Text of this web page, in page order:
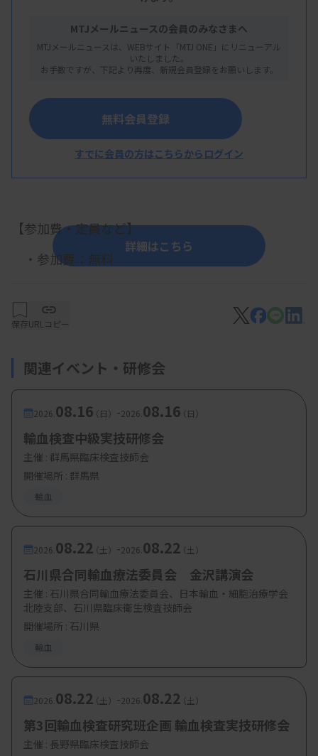
概 要
・テーマ：輸血検査の中級勉強会
中島啓貴氏（公立富岡総合病院）
【参加費・定員など】
・参加費：無料
詳細はこちら
MTJメールニュースの会員のみなさまへ
MTJメールニュースは、WEBサイト「MTJ ONE」にリニューアル
いたしました。
お手数ですが、下記より再度、新規会員登録をお願いします。
無料会員登録
すでに会員の方はこちらからログイン
保存URLコピー
関連イベント・研修会
2026. 08.16（日） -2026. 08.16（日）
輸血検査中級実技研修会
主催 : 群馬県臨床検査技師会
開催場所 : 群馬県
輸血
2026. 08.22（土） -2026. 08.22（土）
石川県合同輸血療法委員会 金沢講演会
主催 : 石川県合同輸血療法委員会、日本輸血・細胞治療学会
北陸支部、石川県臨床衛生検査技師会
開催場所 : 石川県
輸血
2026. 08.22（土） -2026. 08.22（土）
第3回輸血検査研究班企画 輸血検査実技研修会
主催 : 長野県臨床検査技師会